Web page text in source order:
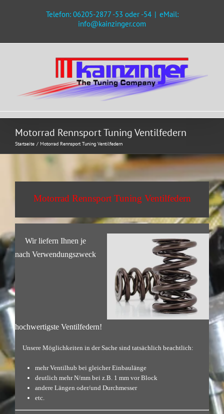
Telefon: 06205-2877 -53 oder -54 | eMail:
info@kainzinger.com
Motorrad Rennsport Tuning Ventilfedern
Startseite Motorrad Rennsport Tuning Ventilfedern
Motorrad Rennsport Tuning Ventilfedern
Wir liefern Ihnen je
nach Verwendungszweck
hochwertigste Ventilfedern!
Unsere Möglichkeiten in der Sache sind tatsächlich beachtlich:
mehr Ventilhub bei gleicher Einbaulänge
deutlich mehr N/mm bei z.B. 1 mm vor Block
andere Längen oder/und Durchmesser
etc.